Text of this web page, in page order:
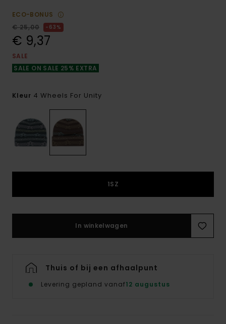
ECO-BONUS
€ 25,00
63%
€ 9,37
SALE
SALE ON SALE 25% EXTRA
Kleur 4 Wheels For Unity
1SZ
In winkelwagen
Thuis of bij een afhaalpunt
Levering gepland vanaf12 augustus